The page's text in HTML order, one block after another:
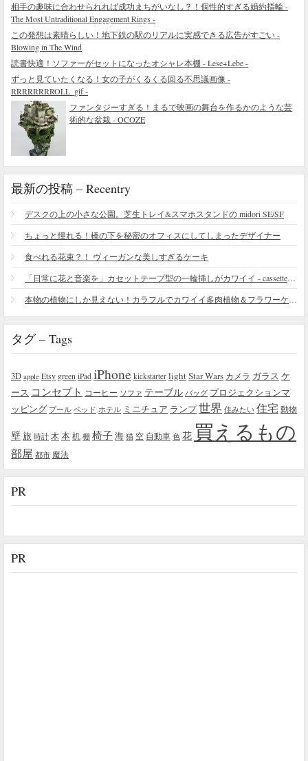
相手の趣味に合わせられれば成功まちがいなし？！個性的すぎる婚約指輪 -
The Most Untraditional Engagement Rings -
この発想は素晴らしい！地下鉄の駅のリアルに実感できる広告がすごい -
Blowing in The Wind
読書快適！ソファーがセットになったオシャレ本棚 - Lese+Lebe -
ずっと見ていたくなる！女の子がくるくる回る不思議画像 -
RRRRRRRROLL_gif -
ファンタジーすぎる！まるで映画の舞台を作るかのような芸
術的な盆栽 - OCOZE
最新の投稿 – Recentry
デスクの上の小さな公園。芝生トレイ&スマホスタンドの midori SE/SF
ちょっと憧れる！橋の下を秘密のオフィスにしてしまったデザイナー
食べれる花束？！ ヴィーガンな美しすぎるケーキ
「日常に花と音楽を」カセットテープ型の一輪挿しがカワイイ - cassette vase
本物の植物にしか見えない！カラフルでカワイイ多肉植物＆フラワーケーキ
タグ – Tags
3D apple Etsy green iPad iPhone kickstarter lightStar Wars カメラ ガラス ケ
ース コンセプト コーヒー ソファ テーブル バッグ プロジェクションマ
ッピング プール ベッド ホテル ミニチュア ランプ世界 住みたい 住宅 動物
壁旅 時計 木本机 棚 椅子海 猫 空 自動車 色 花 買えるもの
部屋 都市 魔法
PR
PR